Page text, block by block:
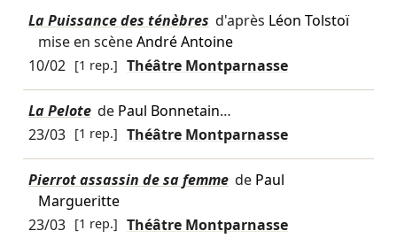
La Puissance des ténèbres d'après Léon Tolstoï
mise en scèneAndré Antoine
10/02 [1 rep.] Théâtre Montparnasse
La Pelote de Paul Bonnetain…
23/03 [1 rep.] Théâtre Montparnasse
Pierrot assassin de sa femme de Paul
Margueritte
23/03 [1 rep.] Théâtre Montparnasse